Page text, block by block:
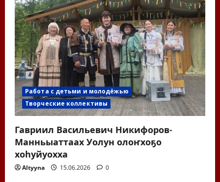
Работа с детьми и молодёжью
Творческие коллективы
Гавриил Васильевич Никифоров-
Манньыаттаах Уолун олоҥхоҕо
хоһуйуохха
Altyyna 15.06.2026 0